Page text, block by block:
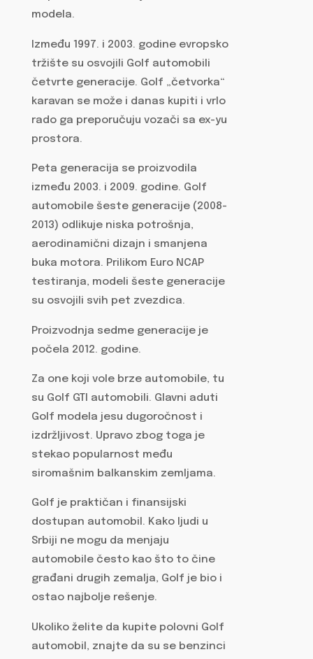
modela.
Između 1997. i 2003. godine evropsko
tržište su osvojili Golf automobili
četvrte generacije. Golf „četvorka“
karavan se može i danas kupiti i vrlo
rado ga preporučuju vozači sa ex-yu
prostora.
Peta generacija se proizvodila
između 2003. i 2009. godine. Golf
automobile šeste generacije (2008-
2013) odlikuje niska potrošnja,
aerodinamični dizajn i smanjena
buka motora. Prilikom Euro NCAP
testiranja, modeli šeste generacije
su osvojili svih pet zvezdica.
Proizvodnja sedme generacije je
počela 2012. godine.
Za one koji vole brze automobile, tu
su Golf GTI automobili. Glavni aduti
Golf modela jesu dugoročnost i
izdržljivost. Upravo zbog toga je
stekao popularnost među
siromašnim balkanskim zemljama.
Golf je praktičan i finansijski
dostupan automobil. Kako ljudi u
Srbiji ne mogu da menjaju
automobile često kao što to čine
građani drugih zemalja, Golf je bio i
ostao najbolje rešenje.
Ukoliko želite da kupite polovni Golf
automobil, znajte da su se benzinci